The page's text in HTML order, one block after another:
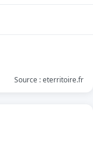
Source : eterritoire.fr